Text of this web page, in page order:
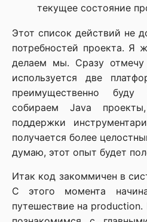
текущее состояние
Этот список действий не
потребностей проекта. Я
делаем мы. Сразу
используется две
преимущественно
собираем Java
поддержки
получается более
думаю, этот опыт будет
Итак код закоммичен в
С этого момента
путешествие на production.